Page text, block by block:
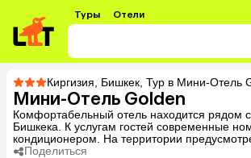
Туры Отели
Киргизия Бишкек Тур в Мини-Отель
Мини-Отель Golden
Комфортабельный отель находится рядом
Бишкека. К услугам гостей современные
кондиционером. На территории
Поделиться